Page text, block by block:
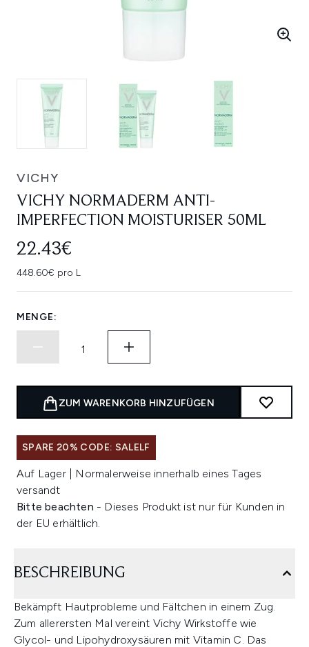
VICHY
VICHY NORMADERM ANTI-
IMPERFECTION MOISTURISER 50ML
22.43€
448.60€ pro L
MENGE:
ZUM WARENKORB HINZUFÜGEN
SPARE 20% CODE: SALELF
Auf Lager | Normalerweise innerhalb eines Tages
versandt
Bitte beachten - Dieses Produkt ist nur für Kunden in
der EU erhältlich.
BESCHREIBUNG
Bekämpft Hautprobleme und Fältchen in einem Zug.
Zum allerersten Mal vereint Vichy Wirkstoffe wie
Glycol- und Lipohydroxysäuren mit Vitamin C. Das